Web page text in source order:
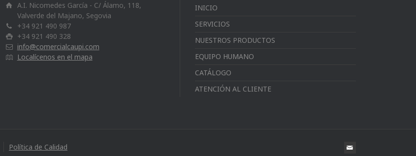
A.I. Nicomedes García - C/ Álamo, 118,
Valverde del Majano, Segovia
+34 921 490 987
+34 921 490 328
info@comercialcaupi.com
Localícenos en el mapa
INICIO
SERVICIOS
NUESTROS PRODUCTOS
EQUIPO HUMANO
CATÁLOGO
ATENCIÓN AL CLIENTE
Política de Calidad